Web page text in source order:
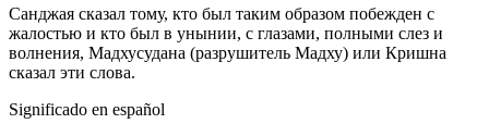
Санджая сказал тому, кто был таким образом побежден с
жалостью и кто был в унынии, с глазами, полными слез и
волнения, Мадхусудана (разрушитель Мадху) или Кришна
сказал эти слова.
Significado en español